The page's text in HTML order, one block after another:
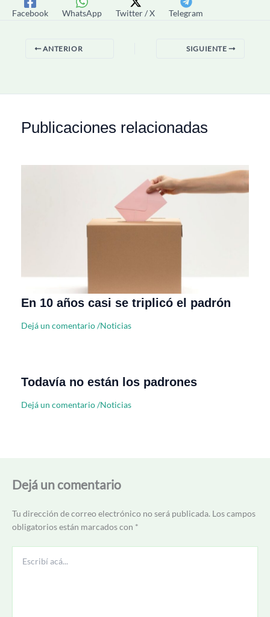
Facebook WhatsApp Twitter / X Telegram
ANTERIOR SIGUIENTE
Publicaciones relacionadas
En 10 años casi se triplicó el padrón
Dejá un comentario/Noticias
Todavía no están los padrones
Dejá un comentario/Noticias
Dejá un comentario
Tu dirección de correo electrónico no será publicada. Los campos
obligatorios están marcados con *
acá...